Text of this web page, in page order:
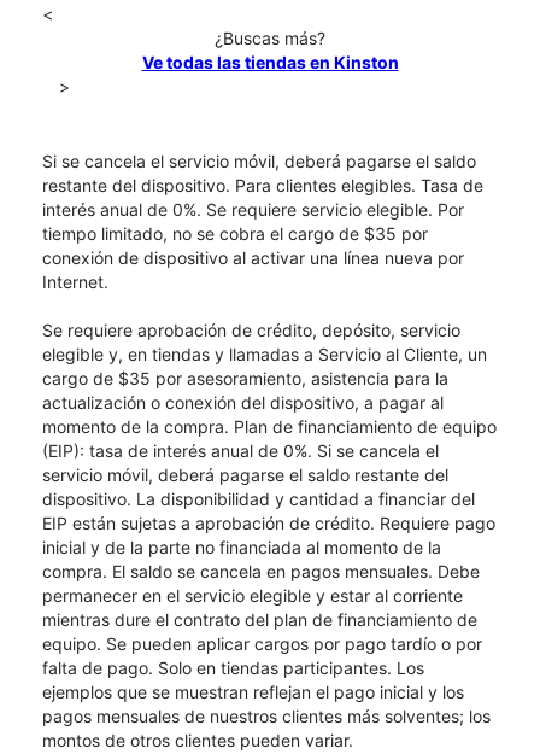
<
¿Buscas más?
Ve todas las tiendas en Kinston
>
Si se cancela el servicio móvil, deberá pagarse el saldo
restante del dispositivo. Para clientes elegibles. Tasa de
interés anual de 0%. Se requiere servicio elegible. Por
tiempo limitado, no se cobra el cargo de $35 por
conexión de dispositivo al activar una línea nueva por
Internet.
Se requiere aprobación de crédito, depósito, servicio
elegible y, en tiendas y llamadas a Servicio al Cliente, un
cargo de $35 por asesoramiento, asistencia para la
actualización o conexión del dispositivo, a pagar al
momento de la compra. Plan de financiamiento de equipo
(EIP): tasa de interés anual de 0%. Si se cancela el
servicio móvil, deberá pagarse el saldo restante del
dispositivo. La disponibilidad y cantidad a financiar del
EIP están sujetas a aprobación de crédito. Requiere pago
inicial y de la parte no financiada al momento de la
compra. El saldo se cancela en pagos mensuales. Debe
permanecer en el servicio elegible y estar al corriente
mientras dure el contrato del plan de financiamiento de
equipo. Se pueden aplicar cargos por pago tardío o por
falta de pago. Solo en tiendas participantes. Los
ejemplos que se muestran reflejan el pago inicial y los
pagos mensuales de nuestros clientes más solventes; los
montos de otros clientes pueden variar.